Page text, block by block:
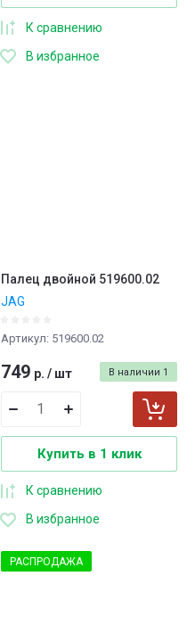
К сравнению
В избранное
Палец двойной 519600.02
JAG
Артикул: 519600.02
В наличии 1
749 р. / шт
Купить в 1 клик
К сравнению
В избранное
РАСПРОДАЖА